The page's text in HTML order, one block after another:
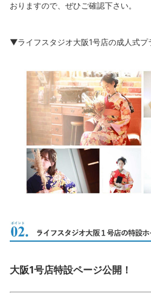
おりますので、ぜひご確認下さい。
▼ライフスタジオ大阪1号店の成人式プ
大阪1号店特設ページ公開！